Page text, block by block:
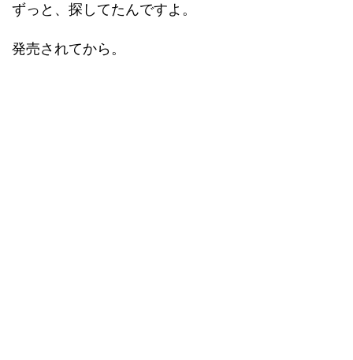
ずっと、探してたんですよ。
発売されてから。